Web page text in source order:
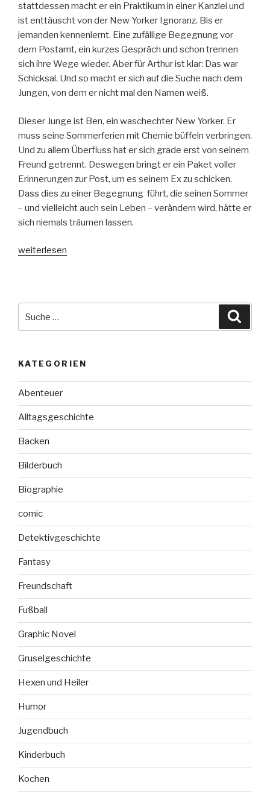
stattdessen macht er ein Praktikum in einer Kanzlei und
ist enttäuscht von der New Yorker Ignoranz. Bis er
jemanden kennenlernt. Eine zufällige Begegnung vor
dem Postamt, ein kurzes Gespräch und schon trennen
sich ihre Wege wieder. Aber für Arthur ist klar: Das war
Schicksal. Und so macht er sich auf die Suche nach dem
Jungen, von dem er nicht mal den Namen weiß.
Dieser Junge ist Ben, ein waschechter New Yorker. Er
muss seine Sommerferien mit Chemie büffeln verbringen.
Und zu allem Überfluss hat er sich grade erst von seinem
Freund getrennt. Deswegen bringt er ein Paket voller
Erinnerungen zur Post, um es seinem Ex zu schicken.
Dass dies zu einer Begegnung führt, die seinen Sommer
– und vielleicht auch sein Leben – verändern wird, hätte er
sich niemals träumen lassen.
„Was
weiterlesen
nach:
KATEGORIEN
Abenteuer
Alltagsgeschichte
Backen
Bilderbuch
Biographie
comic
Detektivgeschichte
Fantasy
Freundschaft
Fußball
Graphic Novel
Gruselgeschichte
Hexen und Heiler
Humor
Jugendbuch
Kinderbuch
Kochen